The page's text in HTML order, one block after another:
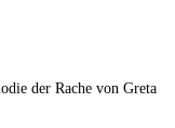
der Rache von Greta